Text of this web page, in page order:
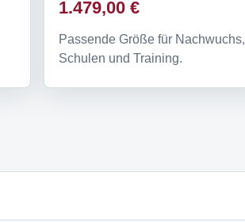
1.479,00 €
Passende Größe für Nachwuchs,
Schulen und Training.